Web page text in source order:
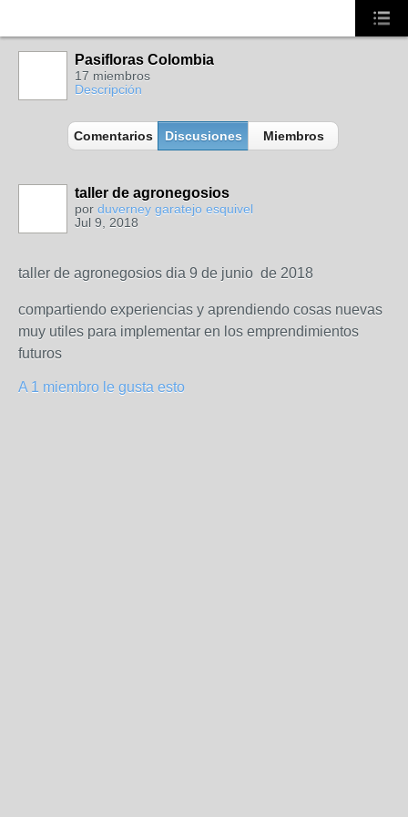
Pasifloras Colombia
17 miembros
Descripción
Comentarios Discusiones Miembros
taller de agronegosios
por duverney garatejo esquivel
Jul 9, 2018
taller de agronegosios dia 9 de junio de 2018
compartiendo experiencias y aprendiendo cosas nuevas
muy utiles para implementar en los emprendimientos
futuros
A 1 miembro le gusta esto